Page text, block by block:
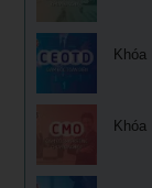
Xây dựng,
CEO
Xây dựng,
nghiệp
Khóa học đàm
Quản trị cuộc
Học kỹ năng
Ứng dụng
Khóa